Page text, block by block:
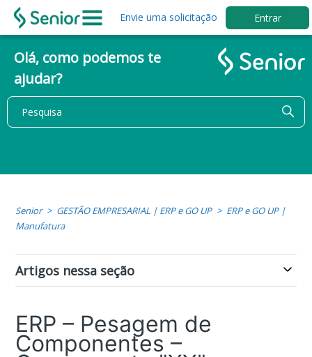
Envie uma solicitação Entrar
Olá, como podemos te
ajudar?
Senior GESTÃO EMPRESARIAL | ERP e GO UP
ERP e GO UP |
Manufatura
Artigos nessa seção
ERP – Pesagem de
Componentes –